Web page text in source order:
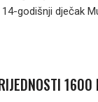
godišnji dječak
1600